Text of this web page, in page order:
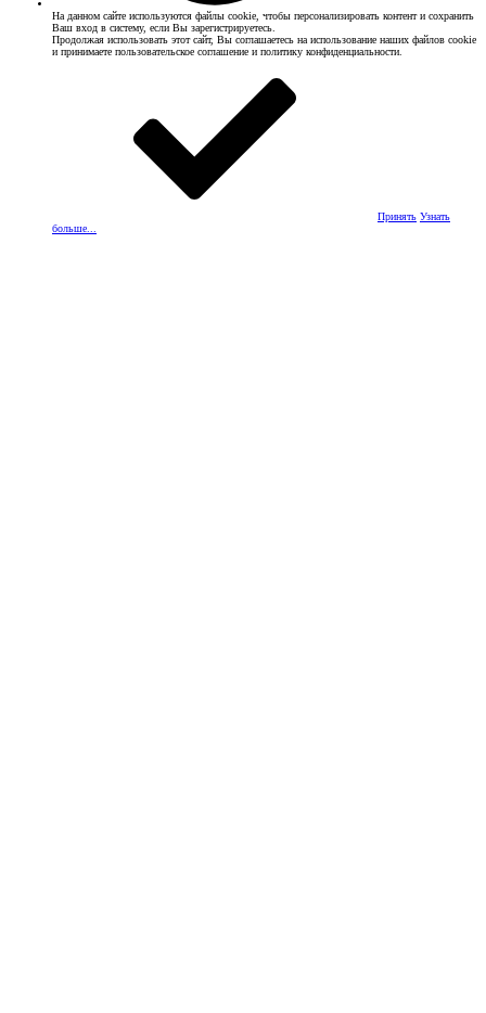
На данном сайте используются файлы cookie, чтобы персонализировать контент и сохранить
Ваш вход в систему, если Вы зарегистрируетесь.
Продолжая использовать этот сайт, Вы соглашаетесь на использование наших файлов cookie
и принимаете пользовательское соглашение и политику конфиденциальности.
Принять Узнать
больше...